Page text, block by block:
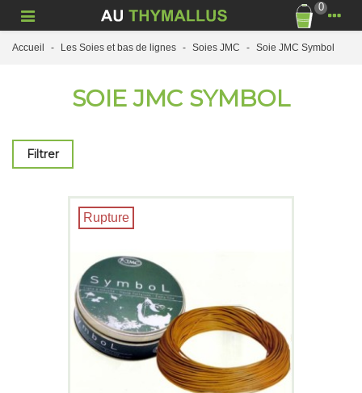
0
Accueil - Les Soies et bas de lignes - Soies JMC - Soie JMC Symbol
SOIE JMC SYMBOL
Filtrer
Rupture